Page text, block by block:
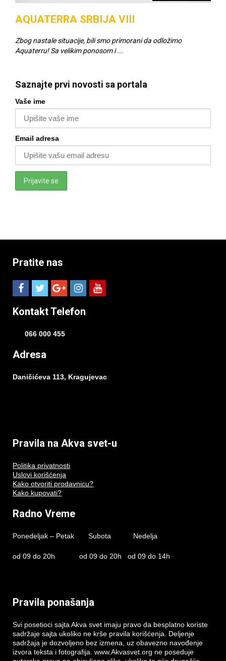
AQUATERRA SRBIJA VIII
Zbog nastale situacije, bili smo primorani da odložimo
Aquaterru! Sa velikim ponosom i ...
Saznajte prvi novosti sa portala
Vaše ime
Email adresa
Pratite nas
Kontakt Telefon
066 000 455
Adresa
Daničićeva 113, Kragujevac
Pravila na Akva svet-u
Politika privatnosti
Uslovi korišćenja
Kako otvoriti prodavnicu?
Kako kupovati?
Radno Vreme
Ponedeljak – Petak Subota Nedelja
od 09 do 20h od 09 do 20h od 09 do 14h
Pravila ponašanja
Svi posetioci sajta Akva svet imaju pravo da besplatno koriste
sadržaje sajta ukoliko ne krše pravila korišćenja. Deljenje
sadržaja je dozvoljeno bez izmena, uz obavezno navođenje
izvora teksta i fotografija. www.Akvasvet.org ne poseduje